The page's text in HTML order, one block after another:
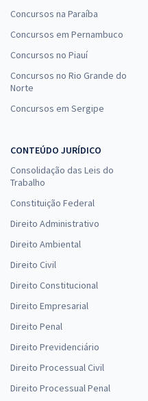
Concursos na Paraíba
Concursos em Pernambuco
Concursos no Piauí
Concursos no Rio Grande do
Norte
Concursos em Sergipe
CONTEÚDO JURÍDICO
Consolidação das Leis do
Trabalho
Constituição Federal
Direito Administrativo
Direito Ambiental
Direito Civil
Direito Constitucional
Direito Empresarial
Direito Penal
Direito Previdenciário
Direito Processual Civil
Direito Processual Penal